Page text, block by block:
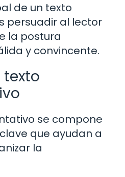
de un texto
persuadir al lector
la postura
y convincente.
texto
se compone
que ayudan a
la